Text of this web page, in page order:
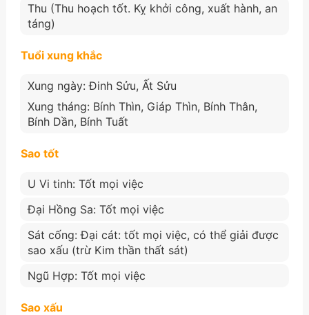
Thu (Thu hoạch tốt. Kỵ khởi công, xuất hành, an
táng)
Tuổi xung khắc
Xung ngày: Đinh Sửu, Ất Sửu
Xung tháng: Bính Thìn, Giáp Thìn, Bính Thân,
Bính Dần, Bính Tuất
Sao tốt
U Vi tinh: Tốt mọi việc
Đại Hồng Sa: Tốt mọi việc
Sát cống: Đại cát: tốt mọi việc, có thể giải được
sao xấu (trừ Kim thần thất sát)
Ngũ Hợp: Tốt mọi việc
Sao xấu